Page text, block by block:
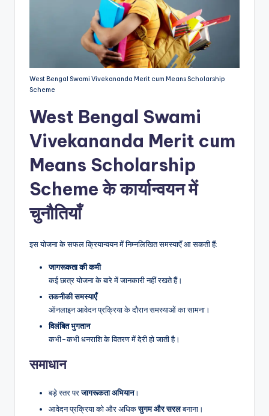
West Bengal Swami Vivekananda Merit cum Means Scholarship
Scheme
West Bengal Swami
Vivekananda Merit cum
Means Scholarship
Schemeके कार्यान्वयन में
चुनौतियाँ
इस योजना के सफल क्रियान्वयन में निम्नलिखित समस्याएँ आ सकती हैं:
जागरूकताकीकमी
कई छात्र योजना के बारे में जानकारी नहीं रखते हैं।
तकनीकीसमस्याएँ
ऑनलाइन आवेदन प्रक्रिया के दौरान समस्याओं का सामना।
विलंबितभुगतान
कभी-कभी धनराशि के वितरण में देरी हो जाती है।
समाधान
बड़े स्तर परजागरूकताअभियान।
आवेदन प्रक्रिया को और अधिकसुगमऔरसरलबनाना।